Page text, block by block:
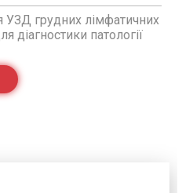
УЗД грудних лімфатичних
діагностики патології